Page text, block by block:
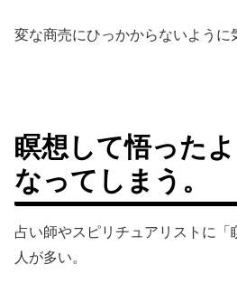
変な商売にひっかからないように
瞑想して悟った
なってしまう。
占い師やスピリチュアリストに「
人が多い。